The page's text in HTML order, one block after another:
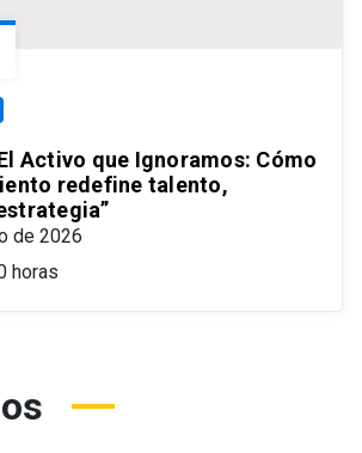
Activo que Ignoramos: Cómo
redefine talento,
de 2026
horas